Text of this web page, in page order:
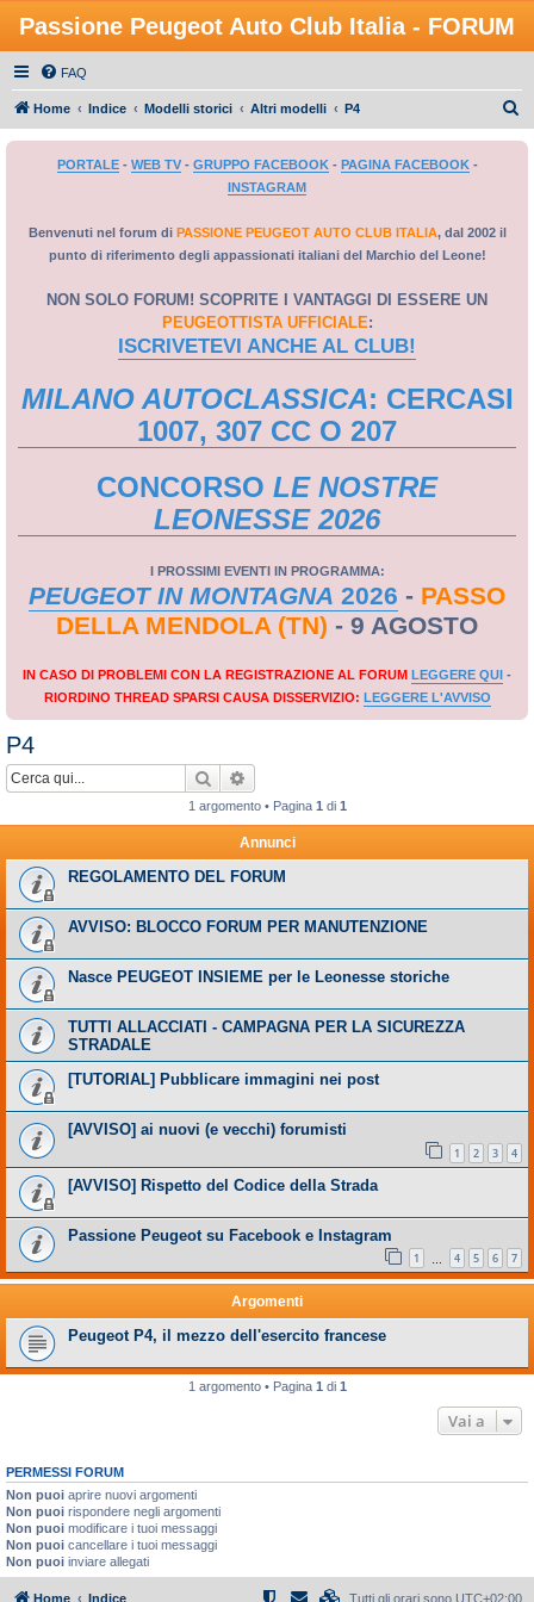
Passione Peugeot Auto Club Italia - FORUM
FAQ
Home Indice Modelli storici Altri modelli P4
PORTALE- WEB TV- GRUPPO FACEBOOK- PAGINA FACEBOOK-
INSTAGRAM
Benvenuti nel forum di PASSIONE PEUGEOT AUTO CLUB ITALIA, dal 2002 il
punto di riferimento degli appassionati italiani del Marchio del Leone!
NON SOLO FORUM! SCOPRITE I VANTAGGI DI ESSERE UN
PEUGEOTTISTA UFFICIALE:
ISCRIVETEVI ANCHE AL CLUB!
MILANO AUTOCLASSICA: CERCASI
1007, 307 CC O 207
CONCORSO LE NOSTRE
LEONESSE 2026
I PROSSIMI EVENTI IN PROGRAMMA:
PEUGEOT IN MONTAGNA 2026 - PASSO
DELLA MENDOLA (TN) - 9 AGOSTO
IN CASO DI PROBLEMI CON LA REGISTRAZIONE AL FORUM LEGGERE QUI -
RIORDINO THREAD SPARSI CAUSA DISSERVIZIO: LEGGERE L'AVVISO
P4
Cerca
1 argomento • Pagina 1 di 1
Annunci
REGOLAMENTO DEL FORUM
AVVISO: BLOCCO FORUM PER MANUTENZIONE
Nasce PEUGEOT INSIEME per le Leonesse storiche
TUTTI ALLACCIATI - CAMPAGNA PER LA SICUREZZA
STRADALE
[TUTORIAL] Pubblicare immagini nei post
[AVVISO] ai nuovi (e vecchi) forumisti
1 2 3 4
[AVVISO] Rispetto del Codice della Strada
Passione Peugeot su Facebook e Instagram
1 4 5 6 7
Argomenti
Peugeot P4, il mezzo dell'esercito francese
1 argomento • Pagina 1 di 1
Vai a
PERMESSI FORUM
Non puoi aprire nuovi argomenti
Non puoi rispondere negli argomenti
Non puoi modificare i tuoi messaggi
Non puoi cancellare i tuoi messaggi
Non puoi inviare allegati
Home Indice Tutti gli orari sono UTC+02:00